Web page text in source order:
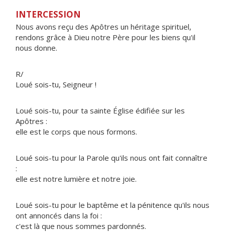
INTERCESSION
Nous avons reçu des Apôtres un héritage spirituel,
rendons grâce à Dieu notre Père pour les biens qu'il
nous donne.
R/
Loué sois-tu, Seigneur !
Loué sois-tu, pour ta sainte Église édifiée sur les
Apôtres :
elle est le corps que nous formons.
Loué sois-tu pour la Parole qu'ils nous ont fait connaître
:
elle est notre lumière et notre joie.
Loué sois-tu pour le baptême et la pénitence qu'ils nous
ont annoncés dans la foi :
c'est là que nous sommes pardonnés.